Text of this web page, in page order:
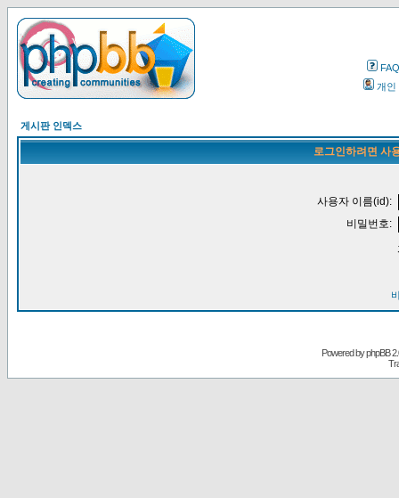
FAQ
개인
게시판 인덱스
로그인하려면 사
사용자 이름(id):
비밀번호:
Powered byphpBB